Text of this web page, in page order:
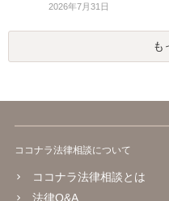
2026年7月31日
も
ココナラ法律相談について
ココナラ法律相談とは
法律Q&A